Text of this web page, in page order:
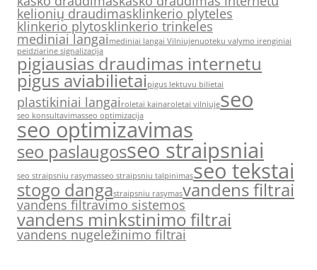
kelionių draudimasklinkerio plyteles
klinkerio plytosklinkerio trinkeles
mediniai langai mediniai langai Vilniujenuoteku valymo irenginiai
peidziarine signalizacija
pigiausias draudimas internetu
pigus aviabilietaipigus lektuvu bilietai
plastikiniai langai roletai kainaroletai vilniujeseo
seo konsultavimasseo optimizacija
seo optimizavimas
seo paslaugosseo straipsniai
seo straipsniu rasymasseo straipsniu talpinimasseo tekstai
stogo dangastraipsniu rasymasvandens filtrai
vandens filtravimo sistemos
vandens minkstinimo filtrai
vandens nugeležinimo filtrai